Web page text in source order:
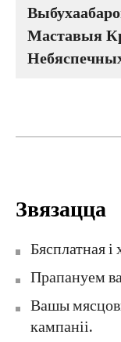
Маставыя
Звязацца
Бясплатная
Прапануем
Вашы
кампаніі.